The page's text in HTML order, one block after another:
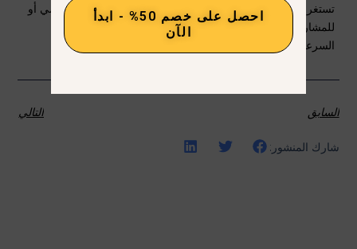
تستغرق وقتًا طويلاً. سواء كنت تقوم بالتحرير للاستخدام الشخصي أو
للمشاريع الإبداعية أو للتصميم الاحترافي، توفر Nano Banana
السرعة والدقة اللازمتين لإبراز موضوعك.
السابق التالي
شارك المنشور:
احصل على خصم 50% - ابدأ
الآن